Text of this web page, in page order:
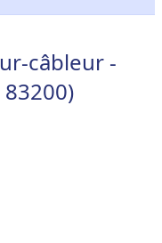
câbleur -